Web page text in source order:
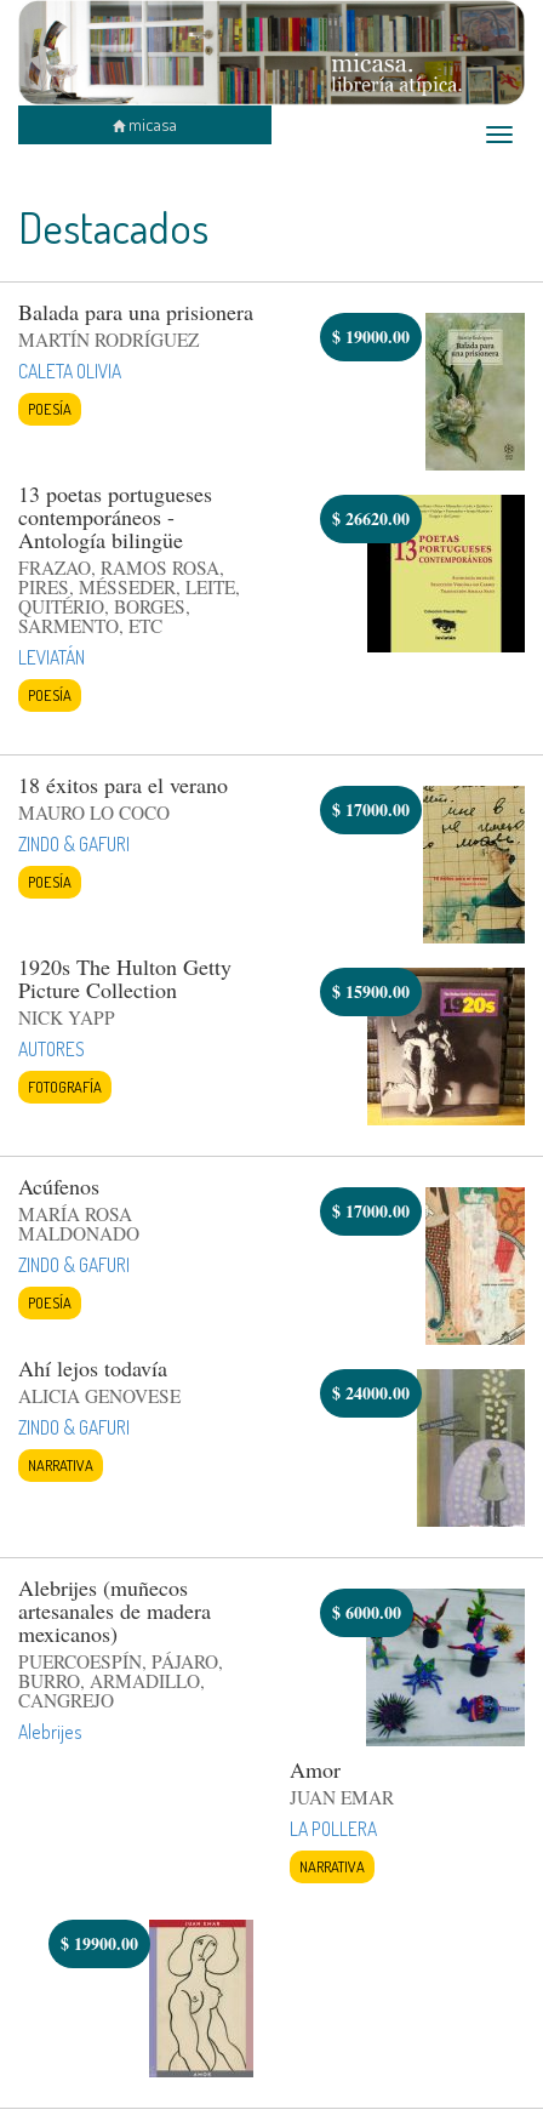
Toggle
micasa
Destacados
Balada para una prisionera
MARTÍN RODRÍGUEZ
CALETA OLIVIA
POESÍA
$ 19000.00
13 poetas portugueses
contemporáneos -
Antología bilingüe
FRAZAO, RAMOS ROSA,
PIRES, MÉSSEDER, LEITE,
QUITÉRIO, BORGES,
SARMENTO, ETC
LEVIATÁN
POESÍA
$26620.00
18 éxitos para el verano
MAURO LO COCO
ZINDO & GAFURI
POESÍA
$ 17000.00
1920s The Hulton Getty
Picture Collection
NICK YAPP
AUTORES
FOTOGRAFÍA
$ 15900.00
Acúfenos
MARÍA ROSA
MALDONADO
ZINDO & GAFURI
POESÍA
$ 17000.00
Ahí lejos todavía
ALICIA GENOVESE
ZINDO & GAFURI
NARRATIVA
$24000.00
Alebrijes (muñecos
artesanales de madera
mexicanos)
PUERCOESPÍN, PÁJARO,
BURRO, ARMADILLO,
CANGREJO
Alebrijes
$6000.00
Amor
JUAN EMAR
LA POLLERA
NARRATIVA
$ 19900.00